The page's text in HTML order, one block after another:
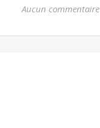
Aucun commentaire